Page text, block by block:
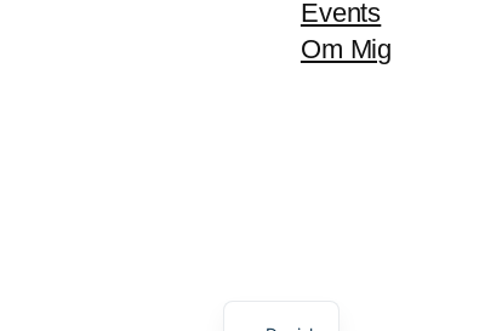
Events
Om Mig